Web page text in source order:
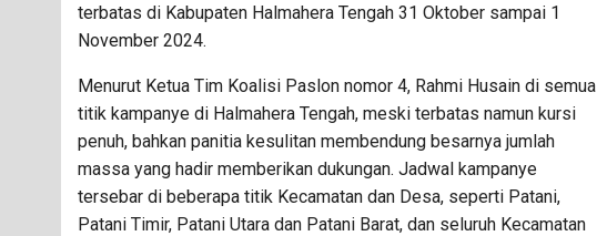
terbatas di Kabupaten Halmahera Tengah 31 Oktober sampai 1
November 2024.
Menurut Ketua Tim Koalisi Paslon nomor 4, Rahmi Husain di semua
titik kampanye di Halmahera Tengah, meski terbatas namun kursi
penuh, bahkan panitia kesulitan membendung besarnya jumlah
massa yang hadir memberikan dukungan. Jadwal kampanye
tersebar di beberapa titik Kecamatan dan Desa, seperti Patani,
Patani Timir, Patani Utara dan Patani Barat, dan seluruh Kecamatan